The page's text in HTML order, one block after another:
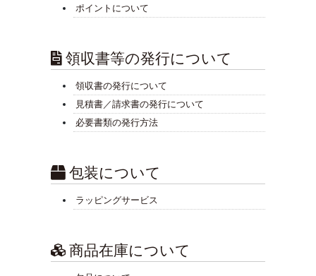
ポイントについて
領収書等の発行について
領収書の発行について
見積書／請求書の発行について
必要書類の発行方法
包装について
ラッピングサービス
商品在庫について